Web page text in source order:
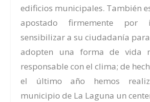
edificios municipales. También
apostado firmemente por
sensibilizar a su ciudadanía
adopten una forma de vida
responsable con el clima; de
el último año hemos
municipio de La Laguna un